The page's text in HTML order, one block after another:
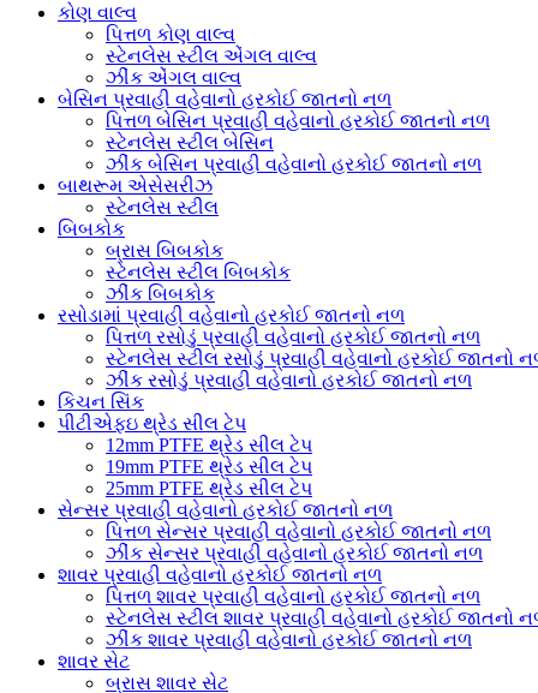
કોણ વાલ્વ
પિત્તળ કોણ વાલ્વ
સ્ટેનલેસ સ્ટીલ એંગલ વાલ્વ
ઝીંક એંગલ વાલ્વ
બેસિન પ્રવાહી વહેવાનો હરકોઈ જાતનો નળ
પિત્તળ બેસિન પ્રવાહી વહેવાનો હરકોઈ જાતનો નળ
સ્ટેનલેસ સ્ટીલ બેસિન
ઝીંક બેસિન પ્રવાહી વહેવાનો હરકોઈ જાતનો નળ
બાથરૂમ એસેસરીઝ
સ્ટેનલેસ સ્ટીલ
બિબકોક
બ્રાસ બિબકોક
સ્ટેનલેસ સ્ટીલ બિબકોક
ઝીંક બિબકોક
રસોડામાં પ્રવાહી વહેવાનો હરકોઈ જાતનો નળ
પિત્તળ રસોડું પ્રવાહી વહેવાનો હરકોઈ જાતનો નળ
સ્ટેનલેસ સ્ટીલ રસોડું પ્રવાહી વહેવાનો હરકોઈ જાતનો
ઝીંક રસોડું પ્રવાહી વહેવાનો હરકોઈ જાતનો નળ
કિચન સિંક
પીટીએફઇ થ્રેડ સીલ ટેપ
12mm PTFE થ્રેડ સીલ ટેપ
19mm PTFE થ્રેડ સીલ ટેપ
25mm PTFE થ્રેડ સીલ ટેપ
સેન્સર પ્રવાહી વહેવાનો હરકોઈ જાતનો નળ
પિત્તળ સેન્સર પ્રવાહી વહેવાનો હરકોઈ જાતનો નળ
ઝીંક સેન્સર પ્રવાહી વહેવાનો હરકોઈ જાતનો નળ
શાવર પ્રવાહી વહેવાનો હરકોઈ જાતનો નળ
પિત્તળ શાવર પ્રવાહી વહેવાનો હરકોઈ જાતનો નળ
સ્ટેનલેસ સ્ટીલ શાવર પ્રવાહી વહેવાનો હરકોઈ જાતનો
ઝીંક શાવર પ્રવાહી વહેવાનો હરકોઈ જાતનો નળ
શાવર સેટ
બ્રાસ શાવર સેટ